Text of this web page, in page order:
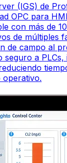
(IGS) de
OPC para
con más de
de múltiples
de campo al
seguro a